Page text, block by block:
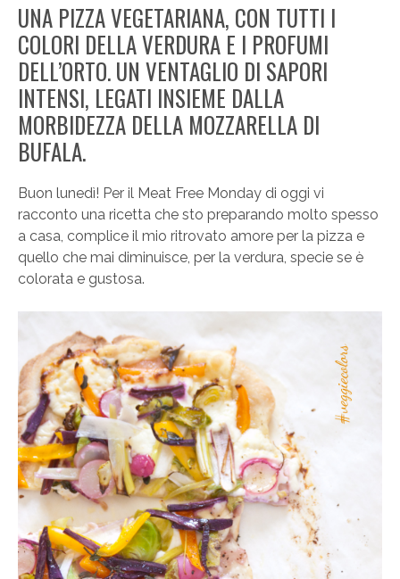
UNA PIZZA VEGETARIANA, CON TUTTI I
COLORI DELLA VERDURA E I PROFUMI
DELL’ORTO. UN VENTAGLIO DI SAPORI
INTENSI, LEGATI INSIEME DALLA
MORBIDEZZA DELLA MOZZARELLA DI
BUFALA.
Buon lunedì! Per il Meat Free Monday di oggi vi
racconto una ricetta che sto preparando molto spesso
a casa, complice il mio ritrovato amore per la pizza e
quello che mai diminuisce, per la verdura, specie se è
colorata e gustosa.